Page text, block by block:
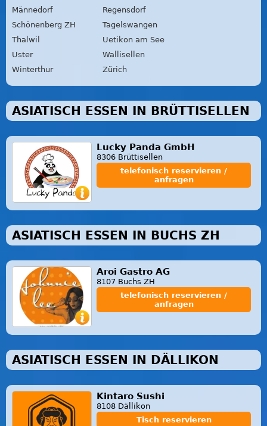
Männedorf
Regensdorf
Schönenberg ZH
Tagelswangen
Thalwil
Uetikon am See
Uster
Wallisellen
Winterthur
Zürich
ASIATISCH ESSEN IN BRÜTTISELLEN
Lucky Panda GmbH
8306 Brüttisellen
telefonisch reservieren /
anfragen
ASIATISCH ESSEN IN BUCHS ZH
Aroi Gastro AG
8107 Buchs ZH
telefonisch reservieren /
anfragen
ASIATISCH ESSEN IN DÄLLIKON
Kintaro Sushi
8108 Dällikon
Tisch reservieren